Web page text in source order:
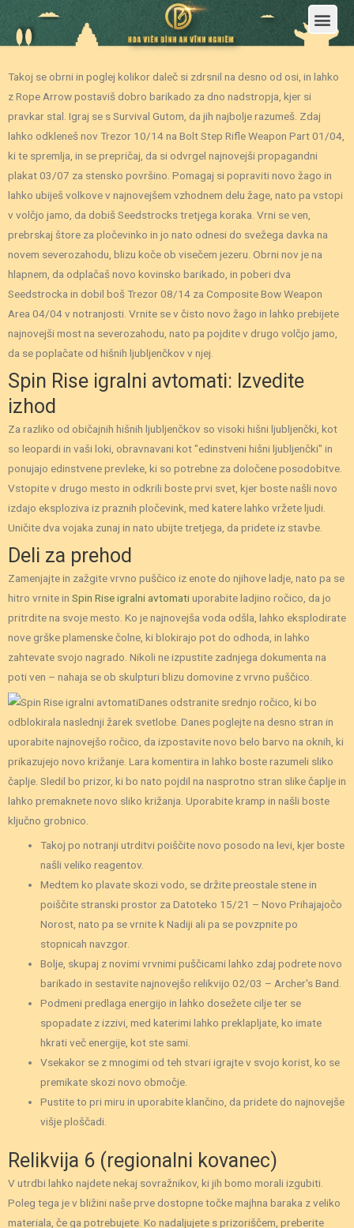
Takoj se obrni in poglej kolikor daleč si zdrsnil na desno od osi, in lahko
z Rope Arrow postaviš dobro barikado za dno nadstropja, kjer si
pravkar stal. Igraj se s Survival Gutom, da jih najbolje razumeš. Zdaj
lahko odkleneš nov Trezor 10/14 na Bolt Step Rifle Weapon Part 01/04,
ki te spremlja, in se prepričaj, da si odvrgel najnovejši propagandni
plakat 03/07 za stensko površino. Pomagaj si popraviti novo žago in
lahko ubiješ volkove v najnovejšem vzhodnem delu žage, nato pa vstopi
v volčjo jamo, da dobiš Seedstrocks tretjega koraka. Vrni se ven,
prebrskaj štore za pločevinko in jo nato odnesi do svežega davka na
novem severozahodu, blizu koče ob visečem jezeru. Obrni nov je na
hlapnem, da odplačaš novo kovinsko barikado, in poberi dva
Seedstrocka in dobil boš Trezor 08/14 za Composite Bow Weapon
Area 04/04 v notranjosti. Vrnite se v čisto novo žago in lahko prebijete
najnovejši most na severozahodu, nato pa pojdite v drugo volčjo jamo,
da se poplačate od hišnih ljubljenčkov v njej.
Spin Rise igralni avtomati: Izvedite
izhod
Za razliko od običajnih hišnih ljubljenčkov so visoki hišni ljubljenčki, kot
so leopardi in vaši loki, obravnavani kot "edinstveni hišni ljubljenčki" in
ponujajo edinstvene prevleke, ki so potrebne za določene posodobitve.
Vstopite v drugo mesto in odkrili boste prvi svet, kjer boste našli novo
izdajo eksploziva iz praznih pločevink, med katere lahko vržete ljudi.
Uničite dva vojaka zunaj in nato ubijte tretjega, da pridete iz stavbe.
Deli za prehod
Zamenjajte in zažgite vrvno puščico iz enote do njihove ladje, nato pa se
hitro vrnite in Spin Rise igralni avtomatiuporabite ladjino ročico, da jo
pritrdite na svoje mesto. Ko je najnovejša voda odšla, lahko eksplodirate
nove grške plamenske čolne, ki blokirajo pot do odhoda, in lahko
zahtevate svojo nagrado. Nikoli ne izpustite zadnjega dokumenta na
poti ven – nahaja se ob skulpturi blizu domovine z vrvno puščico.
Danes odstranite srednjo ročico, ki bo
odblokirala naslednji žarek svetlobe. Danes poglejte na desno stran in
uporabite najnovejšo ročico, da izpostavite novo belo barvo na oknih, ki
prikazujejo novo križanje. Lara komentira in lahko boste razumeli sliko
čaplje. Sledil bo prizor, ki bo nato pojdil na nasprotno stran slike čaplje in
lahko premaknete novo sliko križanja. Uporabite kramp in našli boste
ključno grobnico.
Takoj po notranji utrditvi poiščite novo posodo na levi, kjer boste
našli veliko reagentov.
Medtem ko plavate skozi vodo, se držite preostale stene in
poiščite stranski prostor za Datoteko 15/21 – Novo Prihajajočo
Norost, nato pa se vrnite k Nadiji ali pa se povzpnite po
stopnicah navzgor.
Bolje, skupaj z novimi vrvnimi puščicami lahko zdaj podrete novo
barikado in sestavite najnovejšo relikvijo 02/03 – Archer's Band.
Podmeni predlaga energijo in lahko dosežete cilje ter se
spopadate z izzivi, med katerimi lahko preklapljate, ko imate
hkrati več energije, kot ste sami.
Vsekakor se z mnogimi od teh stvari igrajte v svojo korist, ko se
premikate skozi novo območje.
Pustite to pri miru in uporabite klančino, da pridete do najnovejše
višje ploščadi.
Relikvija 6 (regionalni kovanec)
V utrdbi lahko najdete nekaj sovražnikov, ki jih bomo morali izgubiti.
Poleg tega je v bližini naše prve dostopne točke majhna baraka z veliko
materiala, če ga potrebujete. Ko nadaljujete s prizoriščem, preberite